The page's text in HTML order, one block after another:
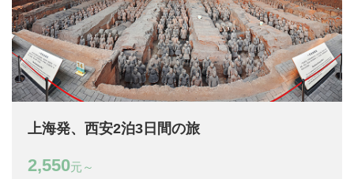
上海発、西安2泊3日間の旅
2,550元～